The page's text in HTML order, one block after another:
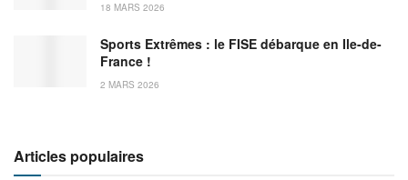
18 MARS 2026
Sports Extrêmes : le FISE débarque en Ile-de-
France !
2 MARS 2026
Articles populaires